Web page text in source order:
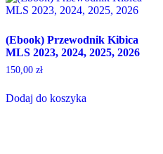
(Ebook) Przewodnik Kibica
MLS 2023, 2024, 2025, 2026
150,00 zł
Dodaj do koszyka